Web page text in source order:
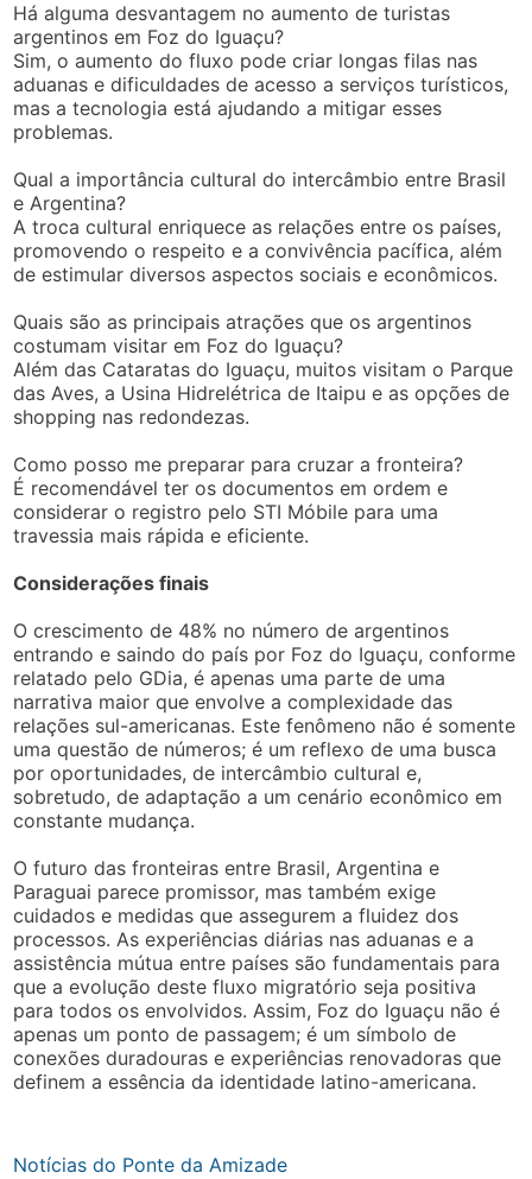
Há alguma desvantagem no aumento de turistas
argentinos em Foz do Iguaçu?
Sim, o aumento do fluxo pode criar longas filas nas
aduanas e dificuldades de acesso a serviços turísticos,
mas a tecnologia está ajudando a mitigar esses
problemas.
Qual a importância cultural do intercâmbio entre Brasil
e Argentina?
A troca cultural enriquece as relações entre os países,
promovendo o respeito e a convivência pacífica, além
de estimular diversos aspectos sociais e econômicos.
Quais são as principais atrações que os argentinos
costumam visitar em Foz do Iguaçu?
Além das Cataratas do Iguaçu, muitos visitam o Parque
das Aves, a Usina Hidrelétrica de Itaipu e as opções de
shopping nas redondezas.
Como posso me preparar para cruzar a fronteira?
É recomendável ter os documentos em ordem e
considerar o registro pelo STI Móbile para uma
travessia mais rápida e eficiente.
Considerações finais
O crescimento de 48% no número de argentinos
entrando e saindo do país por Foz do Iguaçu, conforme
relatado pelo GDia, é apenas uma parte de uma
narrativa maior que envolve a complexidade das
relações sul-americanas. Este fenômeno não é somente
uma questão de números; é um reflexo de uma busca
por oportunidades, de intercâmbio cultural e,
sobretudo, de adaptação a um cenário econômico em
constante mudança.
O futuro das fronteiras entre Brasil, Argentina e
Paraguai parece promissor, mas também exige
cuidados e medidas que assegurem a fluidez dos
processos. As experiências diárias nas aduanas e a
assistência mútua entre países são fundamentais para
que a evolução deste fluxo migratório seja positiva
para todos os envolvidos. Assim, Foz do Iguaçu não é
apenas um ponto de passagem; é um símbolo de
conexões duradouras e experiências renovadoras que
definem a essência da identidade latino-americana.
Notícias do Ponte da Amizade